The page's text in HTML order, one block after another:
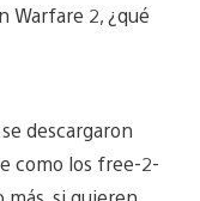
Warfare 2, ¿qué
descargaron
como los free-2-